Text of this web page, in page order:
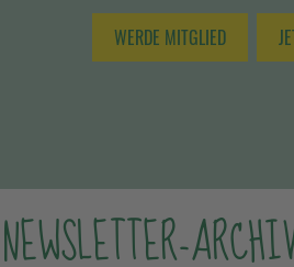
WERDE MITGLIED
NEWSLETTER-